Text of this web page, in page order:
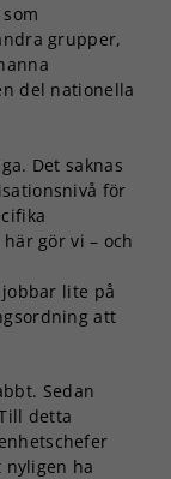
grupper,
del nationella
Det saknas
för
gör vi – och
lite på
att
Sedan
detta
ha